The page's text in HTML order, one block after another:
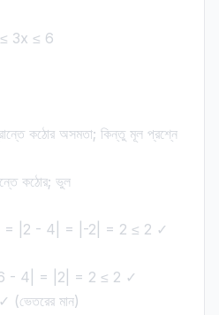
3x ≤ 6
কঠোর অসমতা; কিন্তু মূল প্রশ্নে
কঠোর; ভুল
|2 - 4| = |-2| = 2 ≤ 2 ✓
- 4| = |2| = 2 ≤ 2 ✓
মান)